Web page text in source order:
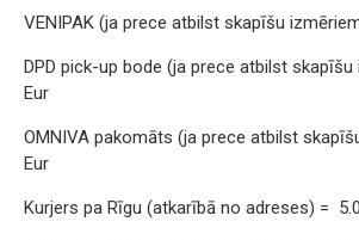
VENIPAK (ja prece atbilst skapīšu
DPD pick-up bode (ja prece atbilst skapīšu
Eur
OMNIVA pakomāts (ja prece atbilst
Eur
Kurjers pa Rīgu (atkarībā no adreses) =